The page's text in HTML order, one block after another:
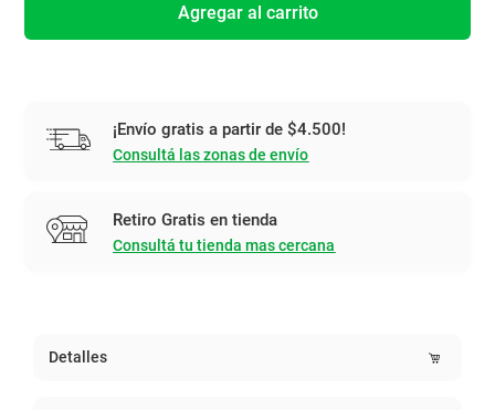
Agregar al carrito
¡Envío gratis a partir de $4.500!
Consultá las zonas de envío
Retiro Gratis en tienda
Consultá tu tienda mas cercana
Detalles